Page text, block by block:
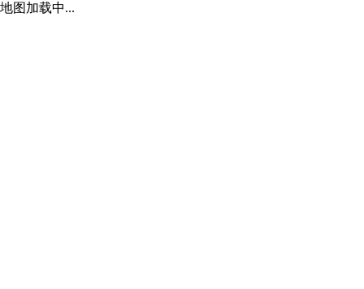
地图加载中...